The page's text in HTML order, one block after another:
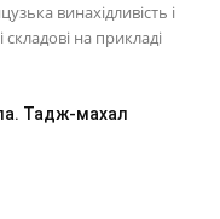
винахідливість і
на прикладі
Тадж-махал